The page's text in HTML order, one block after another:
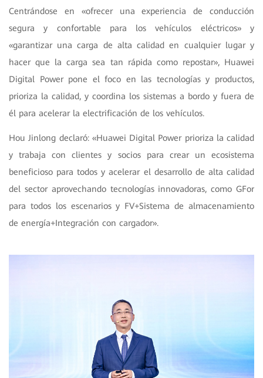
Centrándose en «ofrecer una experiencia de conducción
segura y confortable para los vehículos eléctricos» y
«garantizar una carga de alta calidad en cualquier lugar y
hacer que la carga sea tan rápida como repostar», Huawei
Digital Power pone el foco en las tecnologías y productos,
prioriza la calidad, y coordina los sistemas a bordo y fuera de
él para acelerar la electrificación de los vehículos.
Hou Jinlong declaró: «Huawei Digital Power prioriza la calidad
y trabaja con clientes y socios para crear un ecosistema
beneficioso para todos y acelerar el desarrollo de alta calidad
del sector aprovechando tecnologías innovadoras, como GFor
para todos los escenarios y FV+Sistema de almacenamiento
de energía+Integración con cargador».